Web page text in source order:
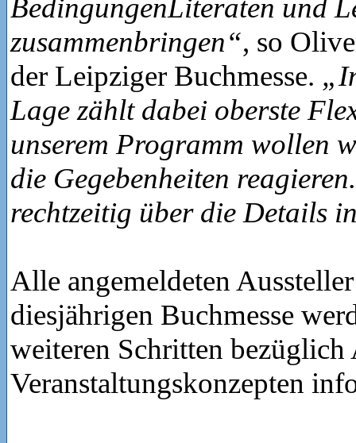
BedingungenLiteraten und
zusammenbringen“, so
der Leipziger Buchmesse.
Lage zählt dabei oberste
unserem Programm wollen
die Gegebenheiten
rechtzeitig über die Details
Alle angemeldeten
diesjährigen Buchmesse
weiteren Schritten
Veranstaltungskonzepten